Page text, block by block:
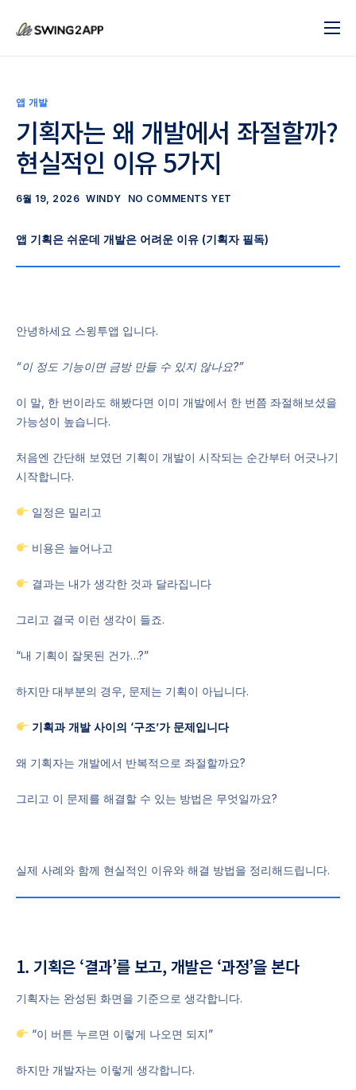
블로그
도움말
앱 제작 시작하기
앱 개발
기획자는 왜 개발에서 좌절할까?
현실적인 이유 5가지
6월 19, 2026 WINDY NO COMMENTS YET
앱 기획은 쉬운데 개발은 어려운 이유 (기획자 필독)
안녕하세요 스윙투앱 입니다.
“이 정도 기능이면 금방 만들 수 있지 않나요?”
이 말, 한 번이라도 해봤다면 이미 개발에서 한 번쯤 좌절해보셨을
가능성이 높습니다.
처음엔 간단해 보였던 기획이 개발이 시작되는 순간부터 어긋나기
시작합니다.
일정은 밀리고
비용은 늘어나고
결과는 내가 생각한 것과 달라집니다
그리고 결국 이런 생각이 들죠.
“내 기획이 잘못된 건가…?”
하지만 대부분의 경우, 문제는 기획이 아닙니다.
기획과 개발 사이의 ‘구조’가 문제입니다
왜 기획자는 개발에서 반복적으로 좌절할까요?
그리고 이 문제를 해결할 수 있는 방법은 무엇일까요?
실제 사례와 함께 현실적인 이유와 해결 방법을 정리해드립니다.
1. 기획은 ‘결과’를 보고, 개발은 ‘과정’을 본다
기획자는 완성된 화면을 기준으로 생각합니다.
“이 버튼 누르면 이렇게 나오면 되지”
하지만 개발자는 이렇게 생각합니다.